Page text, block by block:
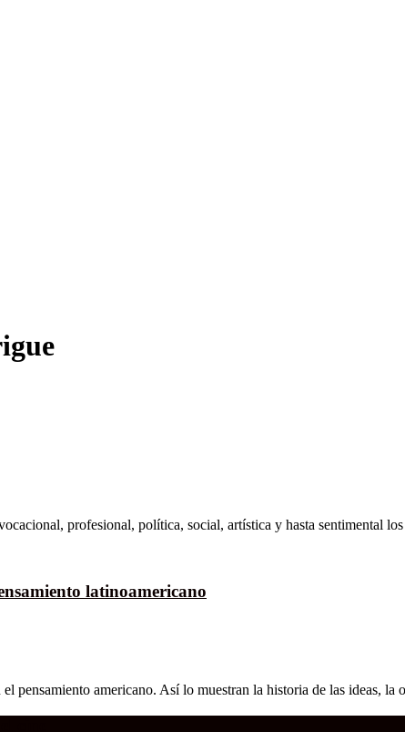
profesional, política, social, artística y hasta sentimental
latinoamericano
pensamiento americano. Así lo muestran la historia de las ideas, la